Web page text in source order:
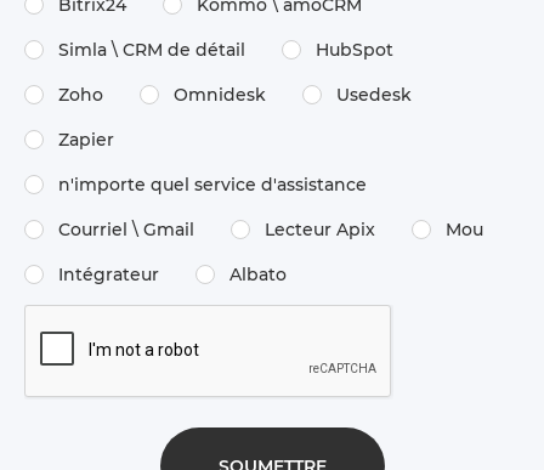
Bitrix24 Kommo \​ amoCRM
Simla \​ CRM de détail HubSpot
Zoho Omnidesk Usedesk
Zapier
n'importe quel service d'assistance
Courriel \ Gmail Lecteur Apix Mou
Intégrateur Albato